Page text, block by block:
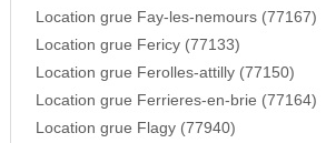
Location grue Fay-les-nemours (77167)
Location grue Fericy (77133)
Location grue Ferolles-attilly (77150)
Location grue Ferrieres-en-brie (77164)
Location grue Flagy (77940)